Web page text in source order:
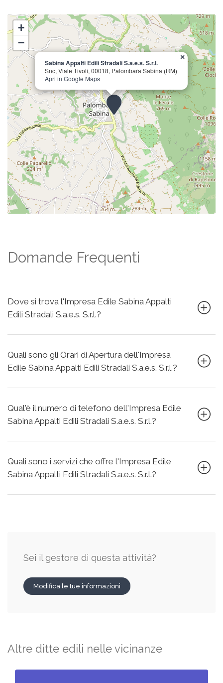
Sabina Appalti Edili Stradali S.a.e.s. S.r.l.
Snc, Viale Tivoli, 00018, Palombara Sabina (RM)
Apri in Google Maps
×
+
−
Domande Frequenti
Dove si trova l'Impresa Edile Sabina Appalti
Edili Stradali S.a.e.s. S.r.l.?
Quali sono gli Orari di Apertura dell'Impresa
Edile Sabina Appalti Edili Stradali S.a.e.s. S.r.l.?
Qual'è il numero di telefono dell'Impresa Edile
Sabina Appalti Edili Stradali S.a.e.s. S.r.l.?
Quali sono i servizi che offre l'Impresa Edile
Sabina Appalti Edili Stradali S.a.e.s. S.r.l.?
Sei il gestore di questa attività?
Modifica le tue informazioni
Altre ditte edili nelle vicinanze